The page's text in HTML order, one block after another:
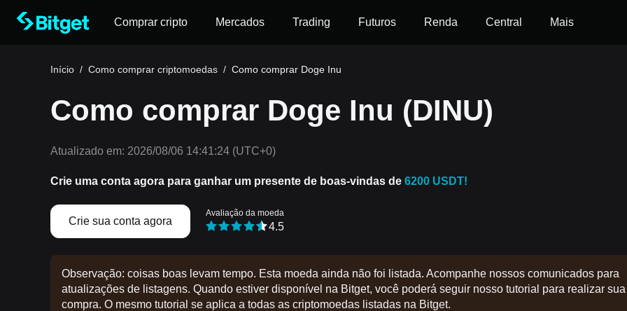
Comprar cripto Mercados Trading Futuros Renda Central Mais
Início / Como comprar criptomoedas / Como comprar Doge Inu
Como comprar Doge Inu (DINU)
Atualizado em: 2026/08/06 14:41:24 (UTC+0)
Crie uma conta agora para ganhar um presente de boas-vindas de 6200 USDT!
Crie sua conta agora
Avaliação da moeda
4.5
Observação: coisas boas levam tempo. Esta moeda ainda não foi listada. Acompanhe nossos comunicados para
atualizações de listagens. Quando estiver disponível na Bitget, você poderá seguir nosso tutorial para realizar sua
compra. O mesmo tutorial se aplica a todas as criptomoedas listadas na Bitget.